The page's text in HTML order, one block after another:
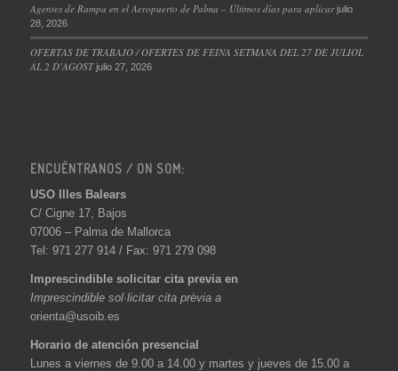
Agentes de Rampa en el Aeropuerto de Palma – Últimos días para aplicar julio
28, 2026
OFERTAS DE TRABAJO / OFERTES DE FEINA SETMANA DEL 27 DE JULIOL
AL 2 D’AGOST julio 27, 2026
ENCUÉNTRANOS / ON SOM:
USO Illes Balears
C/ Cigne 17, Bajos
07006 – Palma de Mallorca
Tel: 971 277 914 / Fax: 971 279 098
Imprescindible solicitar cita previa en
Imprescindible sol·licitar cita prèvia a
orienta@usoib.es
Horario de atención presencial
Lunes a viernes de 9.00 a 14.00 y martes y jueves de 15.00 a